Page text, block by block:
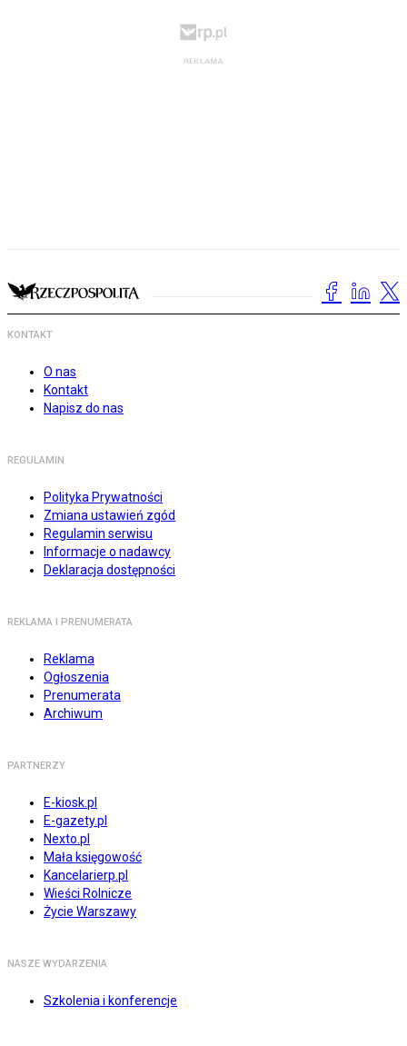
KONTAKT
O nas
Kontakt
Napisz do nas
REGULAMIN
Polityka Prywatności
Zmiana ustawień zgód
Regulamin serwisu
Informacje o nadawcy
Deklaracja dostępności
REKLAMA I PRENUMERATA
Reklama
Ogłoszenia
Prenumerata
Archiwum
PARTNERZY
E-kiosk.pl
E-gazety.pl
Nexto.pl
Mała księgowość
Kancelarierp.pl
Wieści Rolnicze
Życie Warszawy
NASZE WYDARZENIA
Szkolenia i konferencje